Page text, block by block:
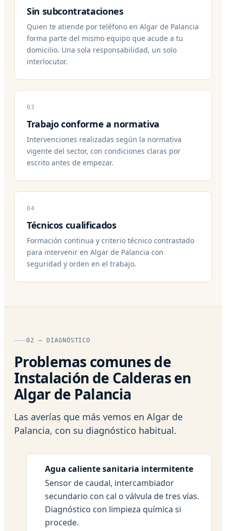
Sin subcontrataciones
Quien te atiende por teléfono en Algar de Palancia
forma parte del mismo equipo que acude a tu
domicilio. Una sola responsabilidad, un solo
interlocutor.
03
Trabajo conforme a normativa
Intervenciones realizadas según la normativa
vigente del sector, con condiciones claras por
escrito antes de empezar.
04
Técnicos cualificados
Formación continua y criterio técnico contrastado
para intervenir en Algar de Palancia con
seguridad y orden en el trabajo.
02 — DIAGNÓSTICO
Problemas comunes de
Instalación de Calderas en
Algar de Palancia
Las averías que más vemos en Algar de
Palancia, con su diagnóstico habitual.
Agua caliente sanitaria intermitente
Sensor de caudal, intercambiador
secundario con cal o válvula de tres vías.
Diagnóstico con limpieza química si
procede.